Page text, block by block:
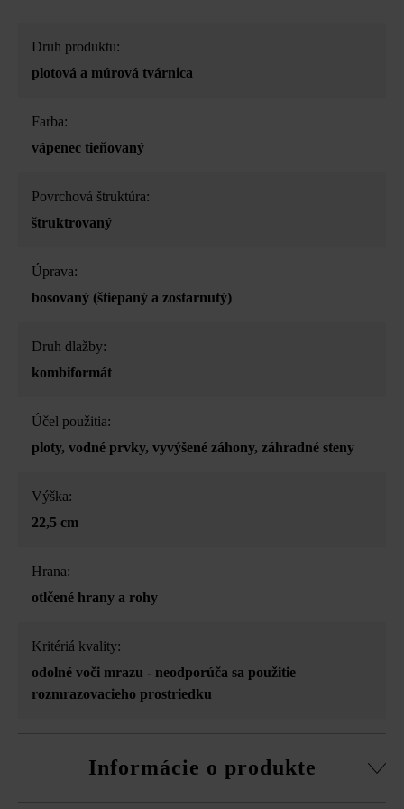
Druh produktu:
plotová a múrová tvárnica
Farba:
vápenec tieňovaný
Povrchová štruktúra:
štruktrovaný
Úprava:
bosovaný (štiepaný a zostarnutý)
Druh dlažby:
kombiformát
Účel použitia:
ploty, vodné prvky, vyvýšené záhony, záhradné steny
Výška:
22,5 cm
Hrana:
otlčené hrany a rohy
Kritériá kvality:
odolné voči mrazu - neodporúča sa použitie
rozmrazovacieho prostriedku
Informácie o produkte